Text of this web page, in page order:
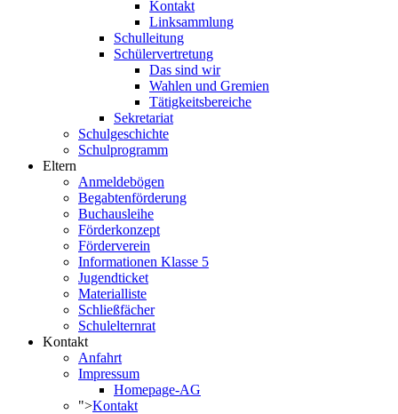
Kontakt
Linksammlung
Schulleitung
Schülervertretung
Das sind wir
Wahlen und Gremien
Tätigkeitsbereiche
Sekretariat
Schulgeschichte
Schulprogramm
Eltern
Anmeldebögen
Begabtenförderung
Buchausleihe
Förderkonzept
Förderverein
Informationen Klasse 5
Jugendticket
Materialliste
Schließfächer
Schulelternrat
Kontakt
Anfahrt
Impressum
Homepage-AG
">Kontakt